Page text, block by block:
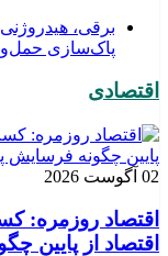
برقی،
پاک‌سازی
اقتصادی
02 آگوست 2026
اقتصاد روزمره:
اقتصاد از پایین